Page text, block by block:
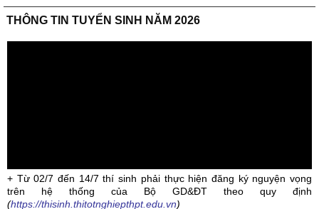
THÔNG TIN TUYỂN SINH NĂM 2026
+ Từ 02/7 đến 14/7 thí sinh phải thực hiện đăng ký nguyện vọng
trên hệ thống của Bộ GD&ĐT theo quy định
(https://thisinh.thitotnghiepthpt.edu.vn)